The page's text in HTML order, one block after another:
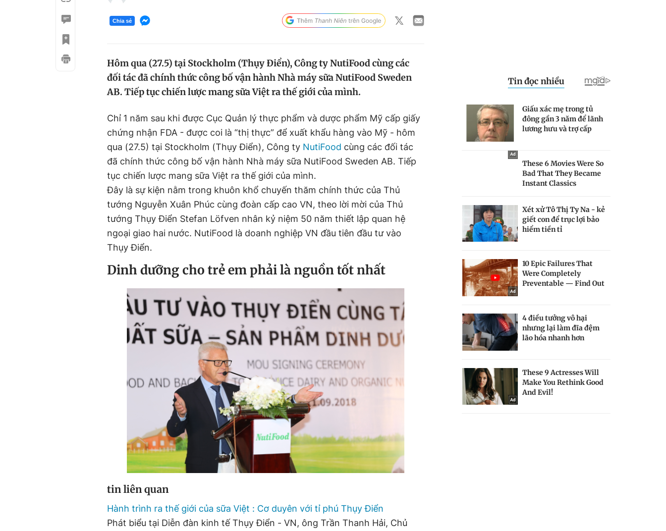
Chia sẻ
Hôm qua (27.5) tại Stockholm (Thụy Điển), Công ty NutiFood cùng các
đối tác đã chính thức công bố vận hành Nhà máy sữa NutiFood Sweden
AB. Tiếp tục chiến lược mang sữa Việt ra thế giới của mình.
Chỉ 1 năm sau khi được Cục Quản lý thực phẩm và dược phẩm Mỹ cấp giấy
chứng nhận FDA - được coi là “thị thực” để xuất khẩu hàng vào Mỹ - hôm
qua (27.5) tại Stockholm (Thụy Điển), Công ty NutiFood cùng các đối tác
đã chính thức công bố vận hành Nhà máy sữa NutiFood Sweden AB. Tiếp
tục chiến lược mang sữa Việt ra thế giới của mình.
Đây là sự kiện nằm trong khuôn khổ chuyến thăm chính thức của Thủ
tướng Nguyễn Xuân Phúc cùng đoàn cấp cao VN, theo lời mời của Thủ
tướng Thụy Điển Stefan Löfven nhân kỷ niệm 50 năm thiết lập quan hệ
ngoại giao hai nước. NutiFood là doanh nghiệp VN đầu tiên đầu tư vào
Thụy Điển.
Dinh dưỡng cho trẻ em phải là nguồn tốt nhất
tin liên quan
Hành trình ra thế giới của sữa Việt : Cơ duyên với tỉ phú Thụy Điển
Phát biểu tại Diễn đàn kinh tế Thụy Điển - VN, ông Trần Thanh Hải, Chủ